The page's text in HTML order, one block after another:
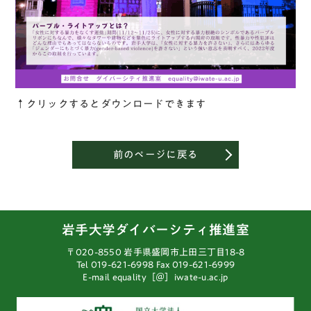
↑クリックするとダウンロードできます
前のページに戻る
岩手大学ダイバーシティ推進室
〒020-8550 岩手県盛岡市上田三丁目18-8
Tel 019-621-6998 Fax 019-621-6999
E-mail equality［＠］iwate-u.ac.jp